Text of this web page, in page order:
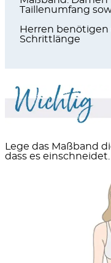
Taillenumfang
Herren benötigen
Schrittlänge
Lege das Maßband
dass es einschneidet.